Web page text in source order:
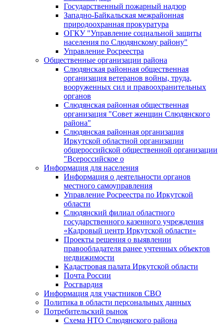
Государственный пожарный надзор
Западно-Байкальская межрайонная
природоохранная прокуратура
ОГКУ "Управление социальной защиты
населения по Слюдянскому району"
Управление Росреестра
Общественные организации района
Слюдянская районная общественная
организация ветеранов войны, труда,
вооруженных сил и правоохранительных
органов
Слюдянская районная общественная
организация "Совет женщин Слюдянского
района"
Слюдянская районная организация
Иркутской областной организации
общероссийской общественной организации
"Всероссийское о
Информация для населения
Информация о деятельности органов
местного самоуправления
Управление Росреестра по Иркутской
области
Слюдянский филиал областного
государственного казенного учреждения
«Кадровый центр Иркутской области»
Проекты решения о выявлении
правообладателя ранее учтенных объектов
недвижимости
Кадастровая палата Иркутской области
Почта России
Росгвардия
Информация для участников СВО
Политика в области персональных данных
Потребительский рынок
Схема НТО Слюдянского района